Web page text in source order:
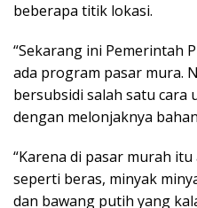
beberapa titik lokasi.
“Sekarang ini Pemerintah
ada program pasar mura.
bersubsidi salah satu cara
dengan melonjaknya
“Karena di pasar murah
seperti beras, minyak
dan bawang putih yang